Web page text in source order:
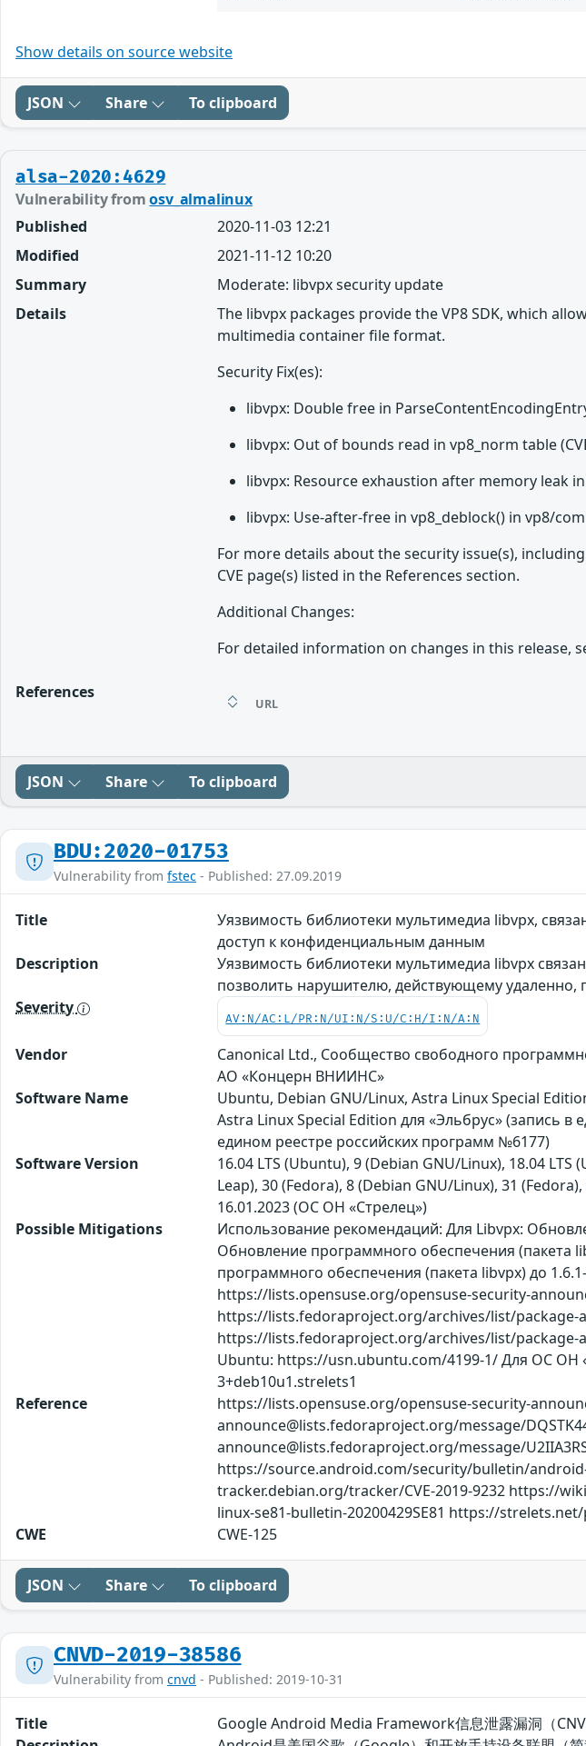
Show details on source website
JSON Share To clipboard
alsa-2020:4629
Vulnerability fromosv_almalinux
Published
2020-11-03 12:21
Modified
2021-11-12 10:20
Summary
Moderate: libvpx security update
Details
The libvpx packages provide the VP8 SDK, which
multimedia container file format.
Security Fix(es):
libvpx: Double free in
libvpx: Out of bounds read in vp8_norm table
libvpx: Resource exhaustion after memory leak in
libvpx: Use-after-free in vp8_deblock() in vp8/
For more details about the security issue(s),
CVE page(s) listed in the References section.
Additional Changes:
For detailed information on changes in this release,
References
URL
JSON Share To clipboard
BDU:2020-01753
Vulnerability from fstec - Published: 27.09.2019
Title
Уязвимость библиотеки мультимедиа libvpx,
доступ к конфиденциальным данным
Description
Уязвимость библиотеки мультимедиа libvpx
позволить нарушителю, действующему
Severity
AV:N/AC:L/PR:N/UI:N/S:U/C:H/I:N/A:N
Vendor
Canonical Ltd., Сообщество свободного
АО «Концерн ВНИИНС»
Software Name
Ubuntu, Debian GNU/Linux, Astra Linux Special
Astra Linux Special Edition для «Эльбрус» (запись
едином реестре российских программ №6177)
Software Version
16.04 LTS (Ubuntu), 9 (Debian GNU/Linux), 18.04
Leap), 30 (Fedora), 8 (Debian GNU/Linux), 31
16.01.2023 (ОС ОН «Стрелец»)
Possible Mitigations
Использование рекомендаций: Для Libvpx:
Обновление программного обеспечения (пакета
программного обеспечения (пакета libvpx) до
https://lists.opensuse.org/opensuse-security-
https://lists.fedoraproject.org/archives/list/package-
https://lists.fedoraproject.org/archives/list/package-
Ubuntu: https://usn.ubuntu.com/4199-1/ Для ОС ОН
3+deb10u1.strelets1
Reference
https://lists.opensuse.org/opensuse-security-
announce@lists.fedoraproject.org/message/
announce@lists.fedoraproject.org/message/
https://source.android.com/security/bulletin/
tracker.debian.org/tracker/CVE-2019-9232 https://
linux-se81-bulletin-20200429SE81 https://
CWE
CWE-125
JSON Share To clipboard
CNVD-2019-38586
Vulnerability from cnvd - Published: 2019-10-31
Title
Google Android Media Framework信息泄露漏洞（